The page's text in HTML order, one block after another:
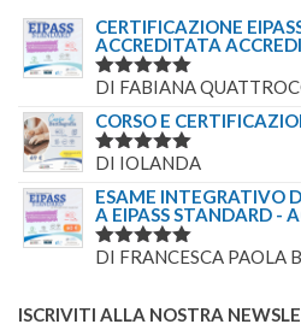
CERTIFICAZIONE
ACCREDITATA
VALUTATO
DI FABIANA
CORSO E
VALUTATO
DI IOLANDA
ESAME INTEGRATIVO
A EIPASS STANDARD -
VALUTATO
DI FRANCESCA PAOLA
ISCRIVITI ALLA NOSTRA